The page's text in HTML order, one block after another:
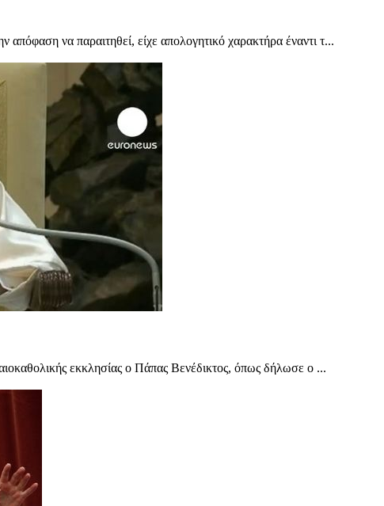
να παραιτηθεί, είχε απολογητικό χαρακτήρα έναντι τ...
εκκλησίας ο Πάπας Βενέδικτος, όπως δήλωσε ο ...